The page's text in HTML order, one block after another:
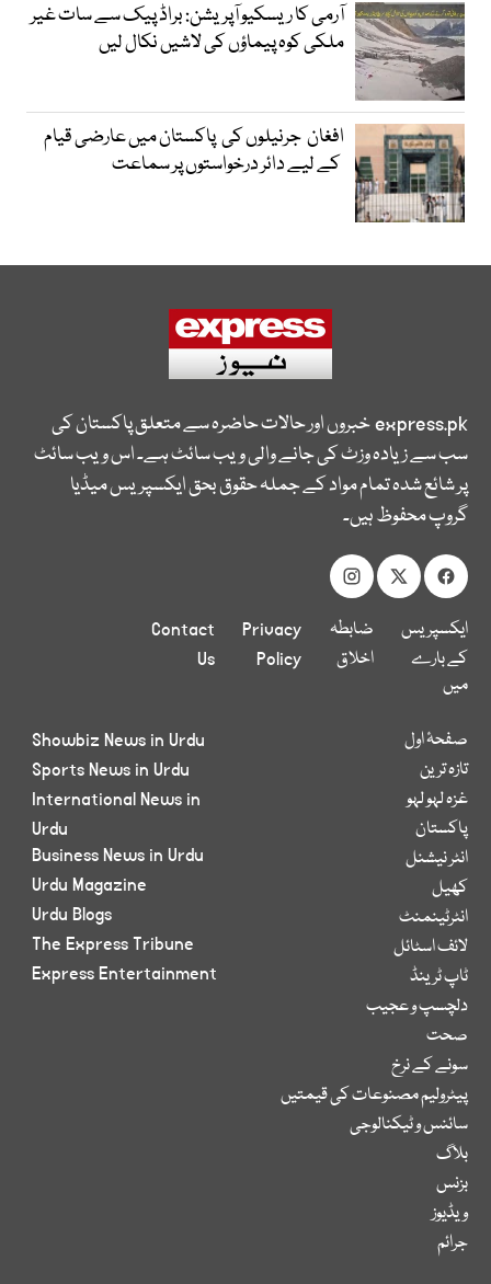
آرمی کا ریسکیو آپریشن: براڈ پیک سے سات غیر
ملکی کوہ پیماؤں کی لاشیں نکال لیں
افغان جرنیلوں کی پاکستان میں عارضی قیام
کے لیے دائر درخواستوں پر سماعت
express.pkخبروں اور حالات حاضرہ سے متعلق پاکستان کی
سب سے زیادہ وزٹ کی جانے والی ویب سائٹ ہے۔ اس ویب سائٹ
پر شائع شدہ تمام مواد کے جملہ حقوق بحق ایکسپریس میڈیا
گروپ محفوظ ہیں۔
ایکسپریس
کے بارے
میں
ضابطہ
اخلاق
Privacy
Policy
Contact
Us
صفحۂ اول
تازہ ترین
غزہ لہو لہو
پاکستان
انٹر نیشنل
کھیل
انٹرٹینمنٹ
لائف اسٹائل
ٹاپ ٹرینڈ
دلچسپ و عجیب
صحت
سونے کے نرخ
پیٹرولیم مصنوعات کی قیمتیں
سائنس و ٹیکنالوجی
بلاگ
بزنس
ویڈیوز
جرائم
Showbiz News in Urdu
Sports News in Urdu
International News in
Urdu
Business News in Urdu
Urdu Magazine
Urdu Blogs
The Express Tribune
Express Entertainment